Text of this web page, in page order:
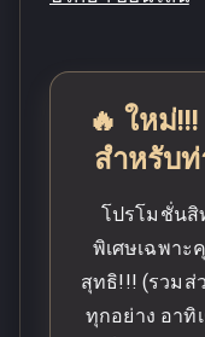
🔥 ใหม่
สำหรับ
โปรโมชั่นสิ
พิเศษเฉพาะ
สุทธิ!!! (รวมส่
ทุกอย่าง อาทิ